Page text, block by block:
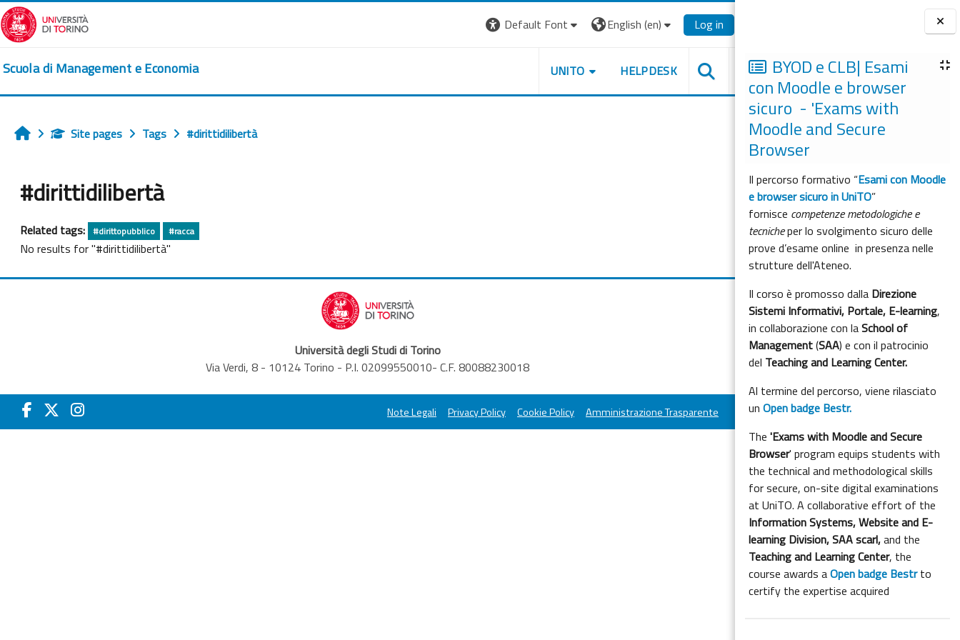
Skip to main content
BlocksBYOD e CLB| Esami
con Moodle e browser
sicuro - 'Exams with
Moodle and Secure
Browser
Il percorso formativo “Esami con Moodle
e browser sicuro in UniTO”
fornisce competenze metodologiche e
tecnicheper lo svolgimento sicuro delle
prove d’esame online in presenza nelle
strutture dell'Ateneo.
Il corso è promosso dalla Direzione
Sistemi Informativi, Portale, E-learning,
in collaborazione con laSchool of
Management(SAA) e con il patrocinio
del Teaching and Learning Center.
Al termine del percorso, viene rilasciato
unOpen badge Bestr.
The'Exams with Moodle and Secure
Browser' program equips students with
the technical and methodological skills
for secure, on-site digital examinations
at UniTO. A collaborative effort of the
Information Systems, Website and E-
learning Division,SAA scarl,and the
Teaching and Learning Center, the
course awards aOpen badge Bestrto
certify the expertise acquired
Default Font English ‎(en)‎ Log in
Scuola di Management e Economia UNITO HELPDESK
HomeSite pages Tags #dirittidilibertà
#dirittidilibertà
Related tags: #dirittopubblico #racca
No results for "#dirittidilibertà"
Università degli Studi di Torino
Via Verdi, 8 - 10124 Torino - P.I. 02099550010- C.F. 80088230018
Note Legali Privacy Policy Cookie Policy Amministrazione Trasparente